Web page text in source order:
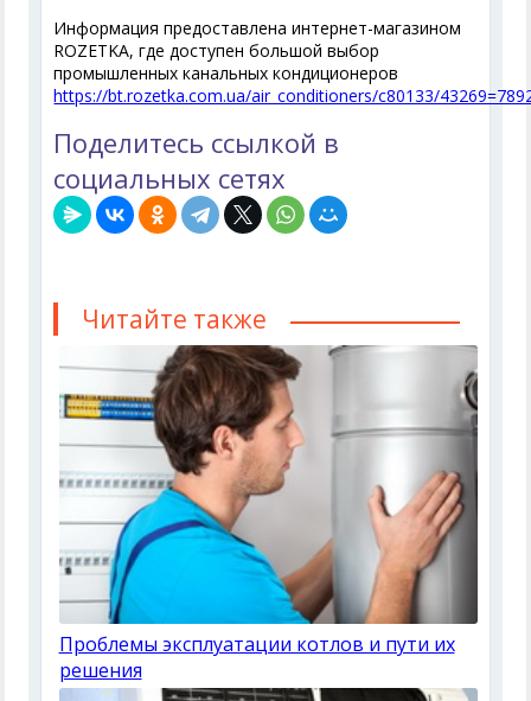
Информация предоставлена интернет-магазином
ROZETKA, где доступен большой выбор
промышленных канальных кондиционеров
https://bt.rozetka.com.ua/air_conditioners/c80133/
Поделитесь ссылкой в
социальных сетях
Читайте также
Проблемы эксплуатации котлов и пути их
решения